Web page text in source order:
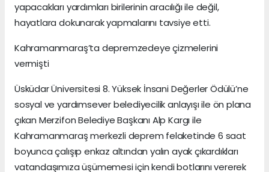
yapacakları yardımları birilerinin aracılığı ile değil,
hayatlara dokunarak yapmalarını tavsiye etti.
Kahramanmaraş’ta depremzedeye çizmelerini
vermişti
Üsküdar Üniversitesi 8. Yüksek İnsani Değerler Ödülü’ne
sosyal ve yardımsever belediyecilik anlayışı ile ön plana
çıkan Merzifon Belediye Başkanı Alp Kargı ile
Kahramanmaraş merkezli deprem felaketinde 6 saat
boyunca çalışıp enkaz altından yalın ayak çıkardıkları
vatandaşımıza üşümemesi için kendi botlarını vererek